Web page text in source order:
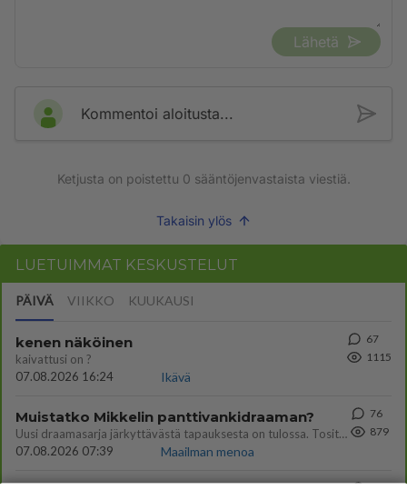
Lähetä
Kommentoi aloitusta...
Ketjusta on poistettu 0 sääntöjenvastaista viestiä.
Takaisin ylös
LUETUIMMAT KESKUSTELUT
PÄIVÄ VIIKKO KUUKAUSI
kenen näköinen
kaivattusi on ?
07.08.2026 16:24
Ikävä
67
1115
Muistatko Mikkelin panttivankidraaman?
Uusi draamasarja järkyttävästä tapauksesta on tulossa. Tositapahtumiin perustuva sarja ammentaa vuoden 1986 Mikkelin pan
07.08.2026 07:39
Maailman menoa
76
879